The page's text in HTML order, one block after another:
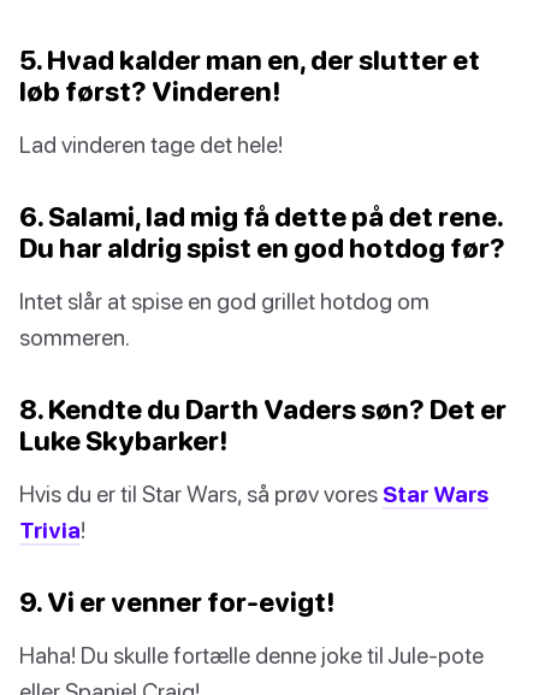
5. Hvad kalder man en, der slutter et
løb først? Vinderen!
Lad vinderen tage det hele!
6. Salami, lad mig få dette på det rene.
Du har aldrig spist en god hotdog før?
Intet slår at spise en god grillet hotdog om
sommeren.
8. Kendte du Darth Vaders søn? Det er
Luke Skybarker!
Hvis du er til Star Wars, så prøv vores Star Wars
Trivia!
9. Vi er venner for-evigt!
Haha! Du skulle fortælle denne joke til Jule-pote